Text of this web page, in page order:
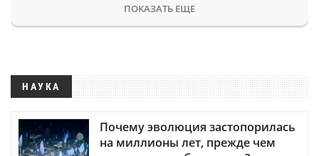
ПОКАЗАТЬ ЕЩЕ
НАУКА
Почему эволюция застопорилась
на миллионы лет, прежде чем